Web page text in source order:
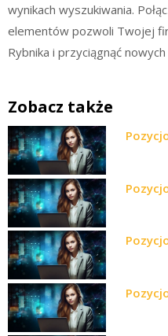
wynikach wyszukiwania.
elementów pozwoli Twojej
Rybnika i przyciągnąć
Zobacz także